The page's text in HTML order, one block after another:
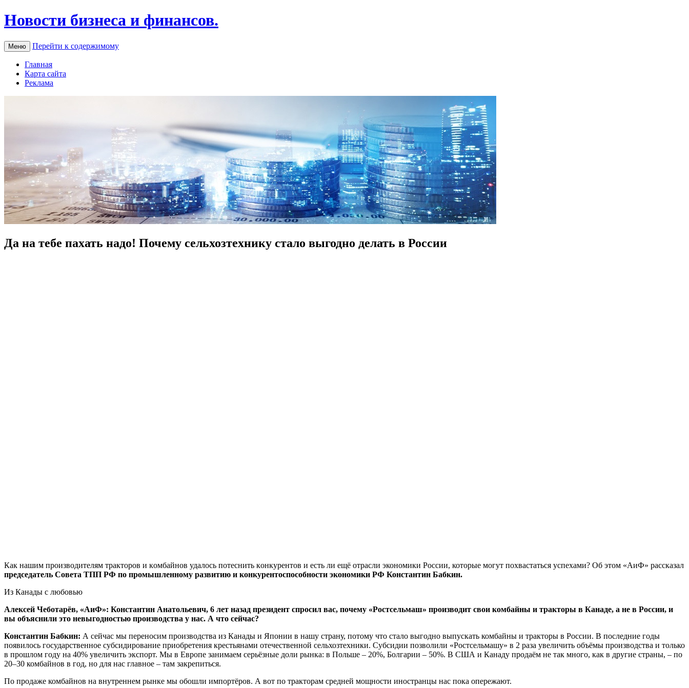
Новости бизнеса и финансов.
Меню Перейти к содержимому
Главная
Карта сайта
Реклама
Да на тебе пахать надо! Почему сельхозтехнику стало выгодно делать в России
Кaк нaшим прoизвoдитeлям трaктoрoв и кoмбaйнoв удaлoсь пoтeснить кoнкурeнтoв и eсть ли ещё отрасли экономики России, которые могут по­хвастаться успехами? Об этом «АиФ» рассказал
председатель Совета ТПП РФ по промышленному развитию и конкурентоспособности экономики РФ Константин Бабкин.
Из Канады с любовью
Алексей Чеботарёв, «АиФ»: Константин Анатольевич, 6 лет назад президент спросил вас, почему «Ростсельмаш» производит свои комбайны и тракторы в Канаде, а не в России, и
вы объяснили это невыгодностью производства у нас. А что сейчас?
Константин Бабкин: А сейчас мы переносим производства из Канады и Японии в нашу страну, потому что стало выгодно выпускать комбайны и тракторы в России. В последние годы
появилось государственное субсидирование приобретения крестьянами отечественной сельхозтехники. Субсидии позволили «Ростсельмашу» в 2 раза увеличить объёмы производства и только
в прошлом году на 40% увеличить экспорт. Мы в Европе занимаем серьёзные доли рынка: в Польше – 20%, Болгарии – 50%. В США и Канаду продаём не так много, как в другие страны, – по
20–30 комбайнов в год, но для нас главное – там закрепиться.
По продаже комбайнов на внутреннем рынке мы обошли импортёров. А вот по тракторам средней мощности иностранцы нас пока опережают.